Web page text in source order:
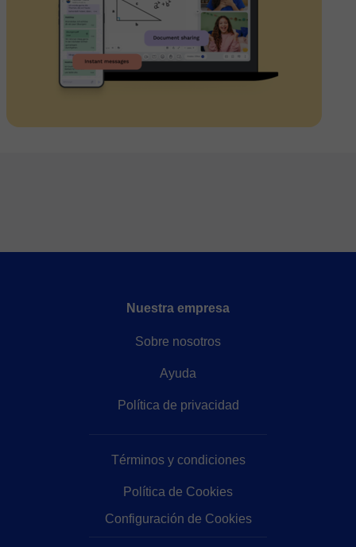
Nuestra empresa
Sobre nosotros
Ayuda
Política de privacidad
Términos y condiciones
Política de Cookies
Configuración de Cookies